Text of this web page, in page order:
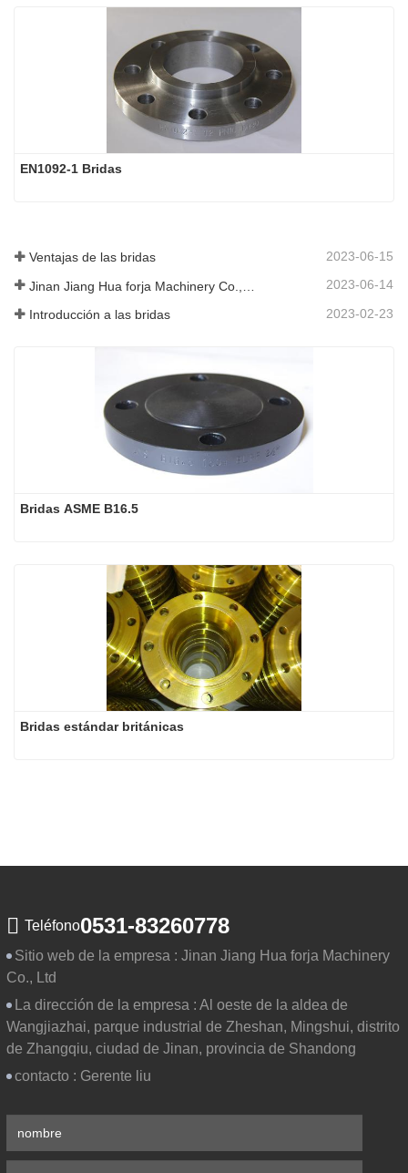
EN1092-1 Bridas
Ventajas de las bridas 2023-06-15
2023-06-14
Introducción a las bridas 2023-02-23
Bridas ASME B16.5
Bridas estándar británicas
Teléfono0531-83260778
Sitio web de la empresa : Jinan Jiang Hua forja Machinery
Co., Ltd
La dirección de la empresa : Al oeste de la aldea de
Wangjiazhai, parque industrial de Zheshan, Mingshui, distrito
de Zhangqiu, ciudad de Jinan, provincia de Shandong
contacto : Gerente liu